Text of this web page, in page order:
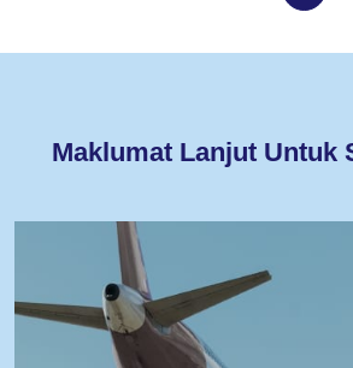
Maklumat Lanjut Untuk